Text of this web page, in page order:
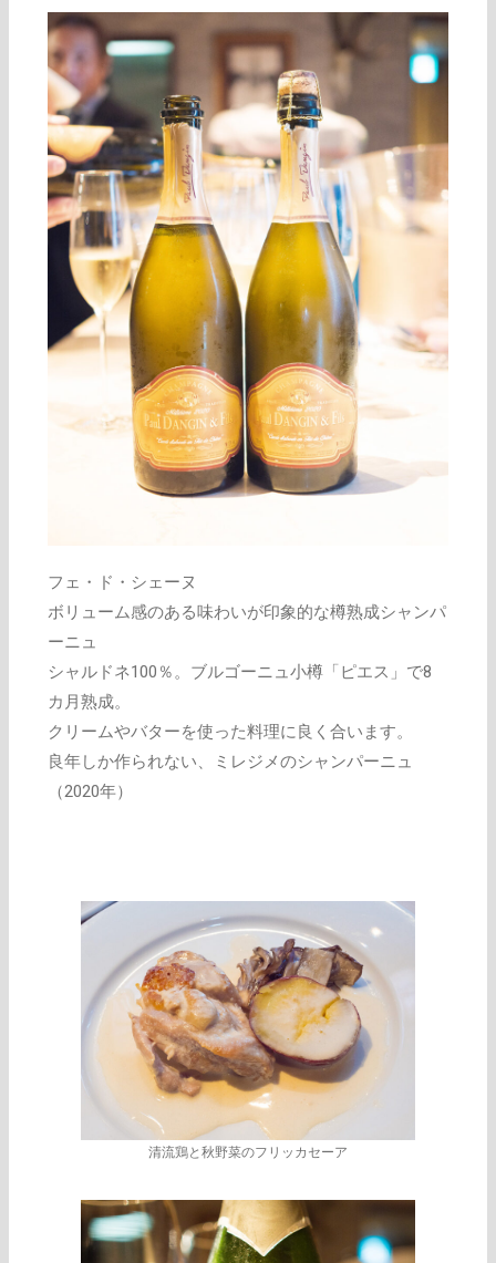
フェ・ド・シェーヌ
ボリューム感のある味わいが印象的な樽熟成シャンパ
ーニュ
シャルドネ100％。ブルゴーニュ小樽「ピエス」で8
カ月熟成。
クリームやバターを使った料理に良く合います。
良年しか作られない、ミレジメのシャンパーニュ
（2020年）
清流鶏と秋野菜のフリッカセーア